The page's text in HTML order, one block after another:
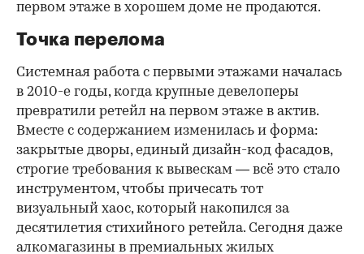
первом этаже в хорошем доме не продаются.
Точка перелома
Системная работа с первыми этажами началась
в 2010-е годы, когда крупные девелоперы
превратили ретейл на первом этаже в актив.
Вместе с содержанием изменилась и форма:
закрытые дворы, единый дизайн-код фасадов,
строгие требования к вывескам — всё это стало
инструментом, чтобы причесать тот
визуальный хаос, который накопился за
десятилетия стихийного ретейла. Сегодня даже
алкомагазины в премиальных жилых